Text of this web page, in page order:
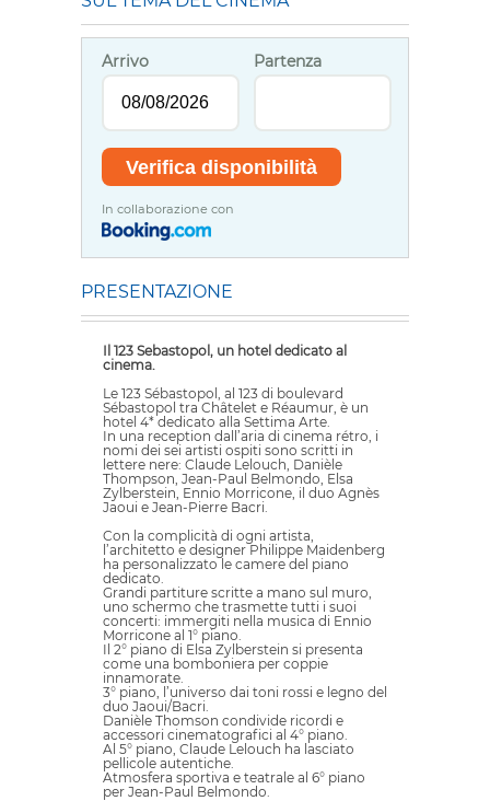
Arrivo Partenza
In collaborazione con
PRESENTAZIONE
Il 123 Sebastopol, un hotel dedicato al
cinema.
Le 123 Sébastopol, al 123 di boulevard
Sébastopol tra Châtelet e Réaumur, è un
hotel 4* dedicato alla Settima Arte.
In una reception dall’aria di cinema rétro, i
nomi dei sei artisti ospiti sono scritti in
lettere nere: Claude Lelouch, Danièle
Thompson, Jean-Paul Belmondo, Elsa
Zylberstein, Ennio Morricone, il duo Agnès
Jaoui e Jean-Pierre Bacri.
Con la complicità di ogni artista,
l’architetto e designer Philippe Maidenberg
ha personalizzato le camere del piano
dedicato.
Grandi partiture scritte a mano sul muro,
uno schermo che trasmette tutti i suoi
concerti: immergiti nella musica di Ennio
Morricone al 1° piano.
Il 2° piano di Elsa Zylberstein si presenta
come una bomboniera per coppie
innamorate.
3° piano, l’universo dai toni rossi e legno del
duo Jaoui/Bacri.
Danièle Thomson condivide ricordi e
accessori cinematografici al 4° piano.
Al 5° piano, Claude Lelouch ha lasciato
pellicole autentiche.
Atmosfera sportiva e teatrale al 6° piano
per Jean-Paul Belmondo.